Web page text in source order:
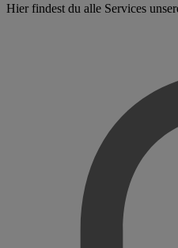
Hier findest du alle Services